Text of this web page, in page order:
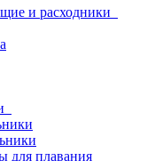
и расходники
для плавания